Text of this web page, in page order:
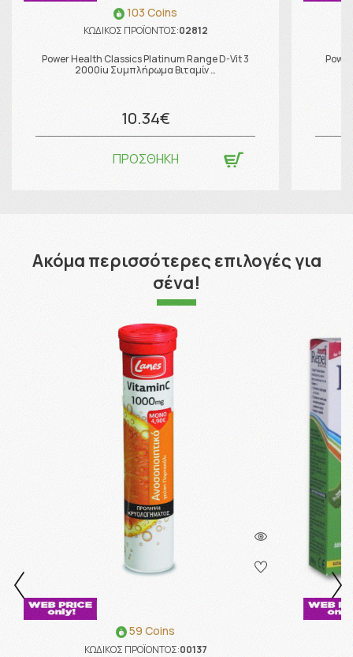
103 Coins
ΚΩΔΙΚΟΣ ΠΡΟΪΟΝΤΟΣ:02812
Power Health Classics Platinum Range D-Vit 3
2000iu Συμπλήρωμα Βιταμίν …
10.34€
ΠΡΟΣΘΗΚΗ
Ακόμα περισσότερες επιλογές για
σένα!
59 Coins
ΚΩΔΙΚΟΣ ΠΡΟΪΟΝΤΟΣ:00137